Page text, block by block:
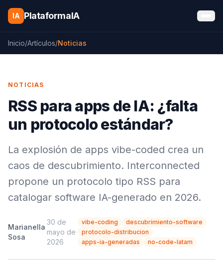
Saltar al contenido
IA PlataformaIA
Inicio/Artículos/Noticias
NOTICIAS
RSS para apps de IA: ¿falta
un protocolo estándar?
La explosión de apps vibe-coded crea un
caos de descubrimiento. Interconnected
propone un protocolo tipo RSS para
catalogar software IA-generado en 2026.
Marianella
Sosa
·
30 de
mayo de
2026
·
vibe-coding
descubrimiento-software
protocolo-distribucion
apps-ia-generadas
no-code-latam